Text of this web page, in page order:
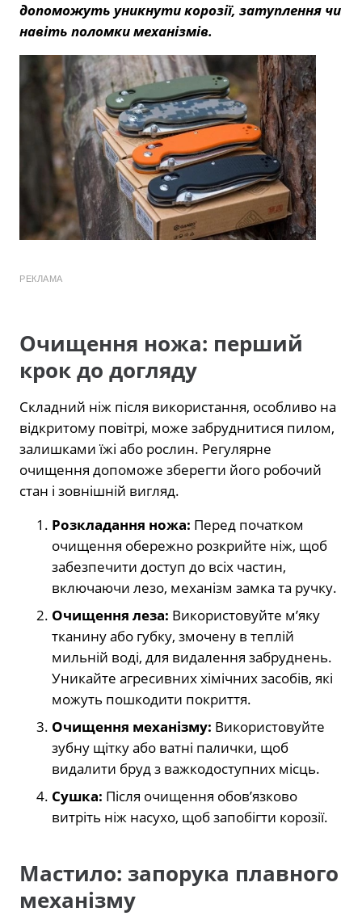
допоможуть уникнути корозії, затуплення чи
навіть поломки механізмів.
РЕКЛАМА
Очищення ножа: перший
крок до догляду
Складний ніж після використання, особливо на
відкритому повітрі, може забруднитися пилом,
залишками їжі або рослин. Регулярне
очищення допоможе зберегти його робочий
стан і зовнішній вигляд.
Розкладання ножа: Перед початком
очищення обережно розкрийте ніж, щоб
забезпечити доступ до всіх частин,
включаючи лезо, механізм замка та ручку.
Очищення леза: Використовуйте м’яку
тканину або губку, змочену в теплій
мильній воді, для видалення забруднень.
Уникайте агресивних хімічних засобів, які
можуть пошкодити покриття.
Очищення механізму: Використовуйте
зубну щітку або ватні палички, щоб
видалити бруд з важкодоступних місць.
Сушка: Після очищення обов’язково
витріть ніж насухо, щоб запобігти корозії.
Мастило: запорука плавного
механізму